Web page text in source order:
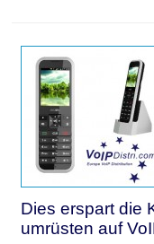
Dies erspart die
umrüsten auf